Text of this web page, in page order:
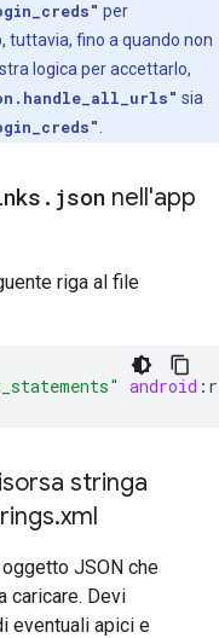
per
tuttavia, fino a quando non
logica per accettarlo,
sia
. json nell'app
riga al file
android :
stringa
.xml
JSON che
caricare. Devi
eventuali apici e